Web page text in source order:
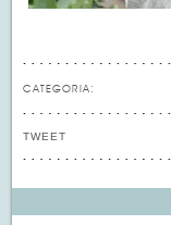
CATEGORIA:
TWEET